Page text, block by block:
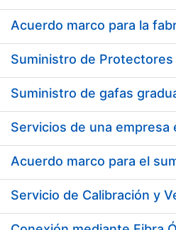
Mostrar/Ocultar
Acuerdo marco para la
Acuerdo marco para el